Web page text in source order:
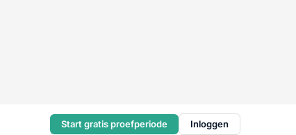
Start gratis proefperiode Inloggen